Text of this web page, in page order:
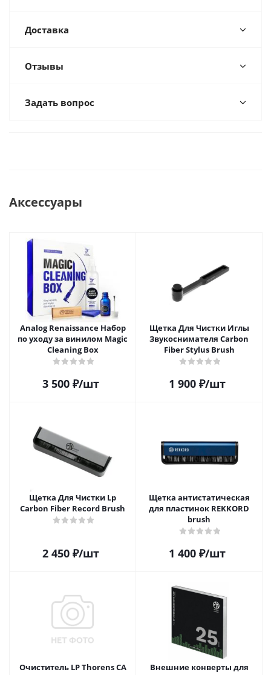
Доставка
Отзывы
Задать вопрос
Аксессуары
Analog Renaissance Набор
по уходу за винилом Magic
Cleaning Box
3 500₽/шт
Щетка Для Чистки Иглы
Звукоснимателя Carbon
Fiber Stylus Brush
1 900₽/шт
Щетка Для Чистки Lp
Carbon Fiber Record Brush
2 450₽/шт
Щетка антистатическая
для пластинок REKKORD
brush
1 400₽/шт
Очиститель LP Thorens CA
Внешние конверты для